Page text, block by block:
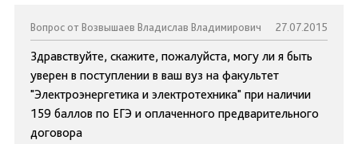
Вопрос от Возвышаев Владислав Владимирович 27.07.2015
Здравствуйте, скажите, пожалуйста, могу ли я быть
уверен в поступлении в ваш вуз на факультет
"Электроэнергетика и электротехника" при наличии
159 баллов по ЕГЭ и оплаченного предварительного
договора